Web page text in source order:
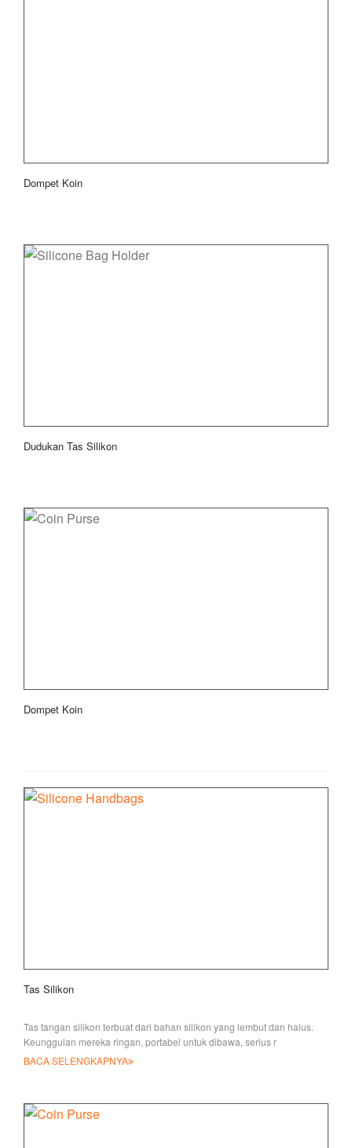
Dompet Koin
Dudukan Tas Silikon
Dompet Koin
Tas Silikon
Tas tangan silikon terbuat dari bahan silikon yang lembut dan halus.
Keunggulan mereka ringan, portabel untuk dibawa, serius r
BACA SELENGKAPNYA